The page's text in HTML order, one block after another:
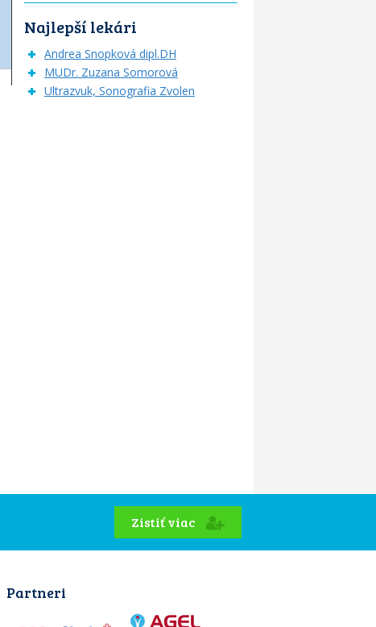
Najlepší lekári
Andrea Snopková dipl.DH
MUDr. Zuzana Somorová
Ultrazvuk, Sonografia Zvolen
Zistiť viac
Partneri